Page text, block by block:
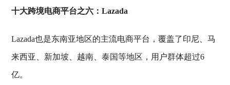
十大跨境电商平台之六：Lazada
Lazada也是东南亚地区的主流电商平台，覆盖了印尼、马
来西亚、新加坡、越南、泰国等地区，用户群体超过6
亿。